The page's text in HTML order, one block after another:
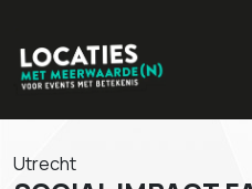
Utrecht